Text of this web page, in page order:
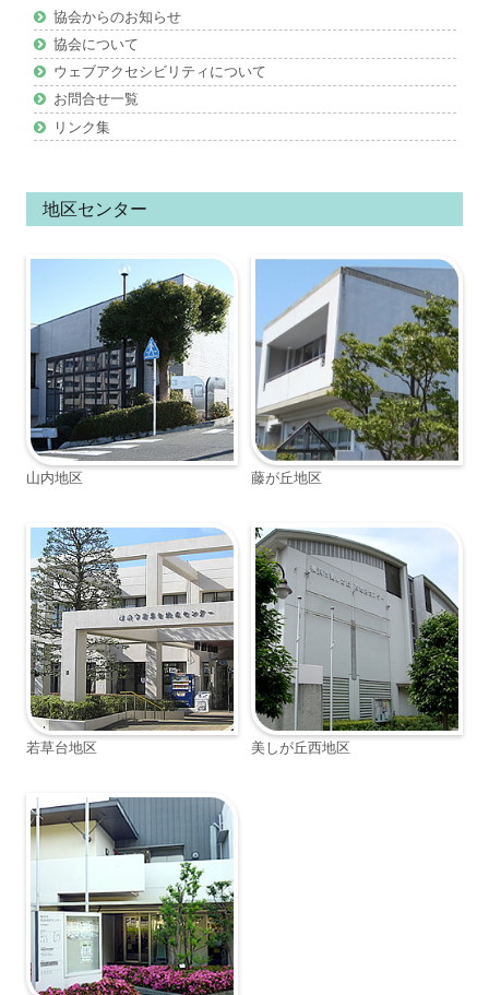
ツ
協会からのお知らせ
協会について
ウェブアクセシビリティについて
お問合せ一覧
リンク集
地区センター
山内地区 藤が丘地区
若草台地区 美しが丘西地区